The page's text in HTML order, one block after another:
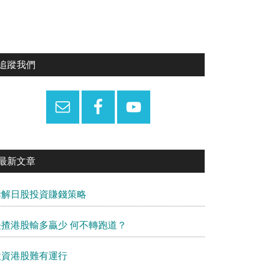
蹤我們
新文章
日股投資賺錢策略
港股輸多贏少 何不轉跑道？
港股難有運行